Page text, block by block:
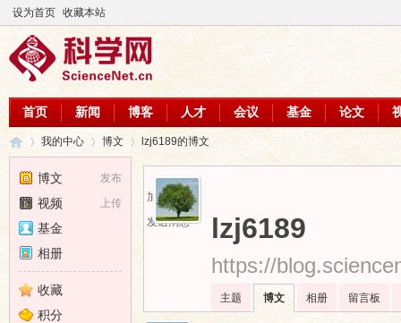
设为首页 收藏本站
首页 新闻 博客 人才 会议 基金 论文
›
我的中心 博文 lzj6189的博文
加为好友
发送消息
lzj6189
https://
主题 博文 相册 留言板
发布
博文
上传
视频
基金
相册
收藏
积分